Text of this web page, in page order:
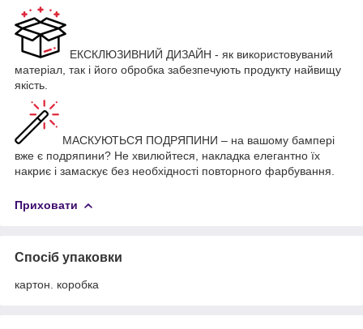
ЕКСКЛЮЗИВНИЙ ДИЗАЙН - як використовуваний
матеріал, так і його обробка забезпечують продукту найвищу
якість.
МАСКУЮТЬСЯ ПОДРЯПИНИ – на вашому бампері
вже є подряпини? Не хвилюйтеся, накладка елегантно їх
накриє і замаскує без необхідності повторного фарбування.
Приховати
Спосіб упаковки
картон. коробка